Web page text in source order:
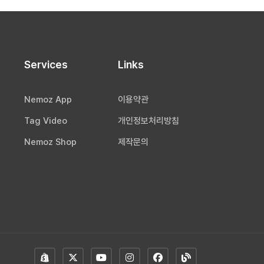
Services
Nemoz App
Tag Video
Nemoz Shop
Links
이용약관
개인정보처리방침
제작문의